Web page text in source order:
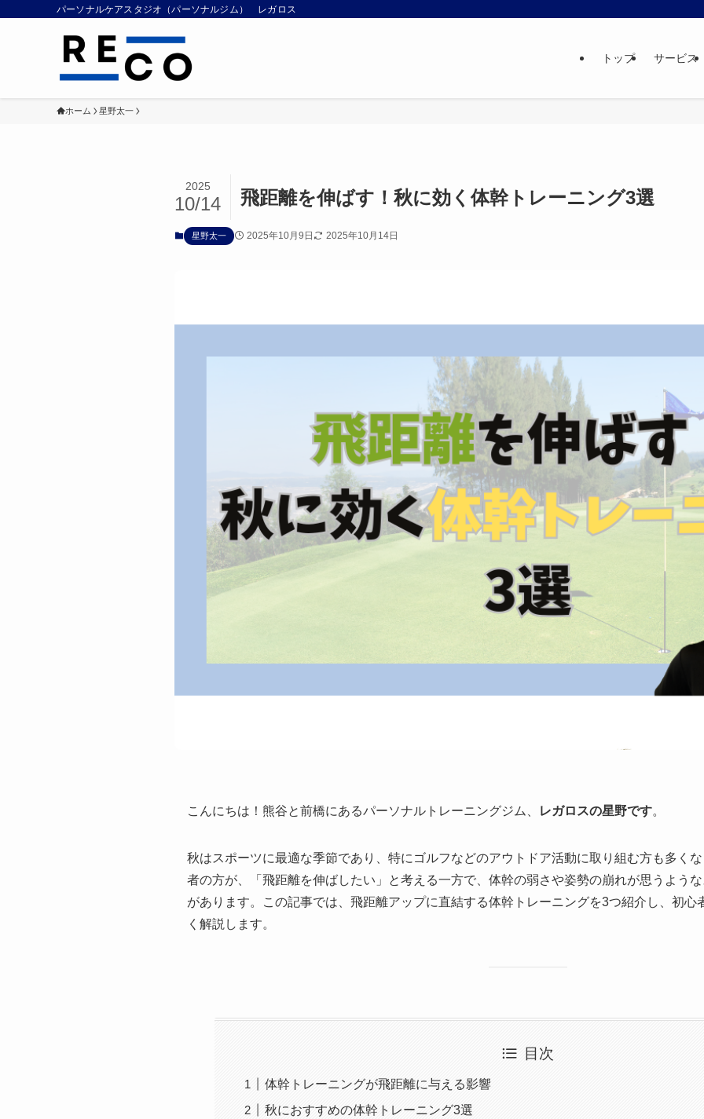
パーソナルケアスタジオ（パーソナルジム） レガロス
トップ サービス
ホーム 星野太一
飛距離を伸ばす！秋に効く体幹トレーニング3選
2025
10/14
星野太一 2025年10月9日 2025年10月14日
こんにちは！熊谷と前橋にあるパーソナルトレーニングジム、 レガロスの星野です。
秋はスポーツに最適な季節であり、特にゴルフなどのアウトドア活動に取り組む方も多く
者の方が、「飛距離を伸ばしたい」と考える一方で、体幹の弱さや姿勢の崩れが思うよう
があります。この記事では、飛距離アップに直結する体幹トレーニングを3つ紹介し、初心
く解説します。
目次
体幹トレーニングが飛距離に与える影響
秋におすすめの体幹トレーニング3選